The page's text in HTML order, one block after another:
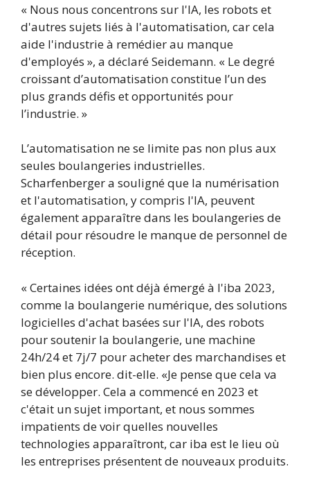
« Nous nous concentrons sur l'IA, les robots et
d'autres sujets liés à l'automatisation, car cela
aide l'industrie à remédier au manque
d'employés », a déclaré Seidemann. « Le degré
croissant d’automatisation constitue l’un des
plus grands défis et opportunités pour
l’industrie. »
L’automatisation ne se limite pas non plus aux
seules boulangeries industrielles.
Scharfenberger a souligné que la numérisation
et l'automatisation, y compris l'IA, peuvent
également apparaître dans les boulangeries de
détail pour résoudre le manque de personnel de
réception.
« Certaines idées ont déjà émergé à l'iba 2023,
comme la boulangerie numérique, des solutions
logicielles d'achat basées sur l'IA, des robots
pour soutenir la boulangerie, une machine
24h/24 et 7j/7 pour acheter des marchandises et
bien plus encore. dit-elle. «Je pense que cela va
se développer. Cela a commencé en 2023 et
c'était un sujet important, et nous sommes
impatients de voir quelles nouvelles
technologies apparaîtront, car iba est le lieu où
les entreprises présentent de nouveaux produits.